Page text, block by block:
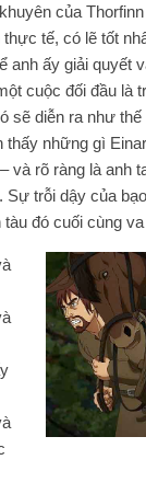
của
tế, có lẽ tốt
anh ấy giải quyết
cuộc đối đầu là
sẽ diễn ra như
thấy những gì
và rõ ràng là anh
Sự trỗi dậy của
đó cuối cùng